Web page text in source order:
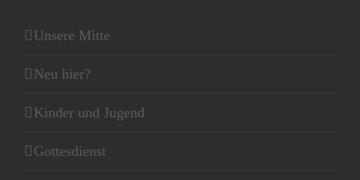
Unsere Mitte
Neu hier?
Kinder und Jugend
Gottesdienst